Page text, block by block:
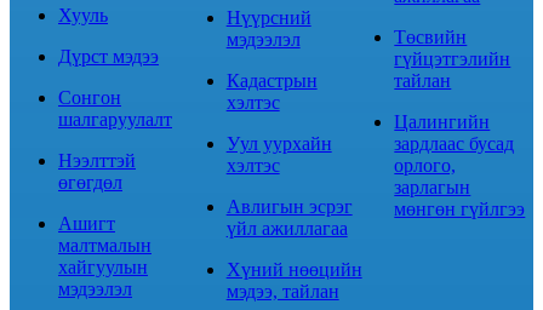
Хууль
Дүрст мэдээ
Сонгон
шалгаруулалт
Нээлттэй
өгөгдөл
Ашигт
малтмалын
хайгуулын
мэдээлэл
Нүүрсний
мэдээлэл
Кадастрын
хэлтэс
Уул уурхайн
хэлтэс
Авлигын эсрэг
үйл ажиллагаа
Хүний нөөцийн
мэдээ, тайлан
Төсвийн
гүйцэтгэлийн
тайлан
Цалингийн
зардлаас бусад
орлого,
зарлагын
мөнгөн гүйлгээ